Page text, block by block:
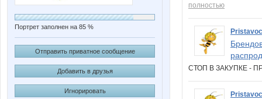
Портрет заполнен на 85 %
Отправить приватное сообщение
Добавить в друзья
Игнорировать
полностью
СТОП В ЗАКУПКЕ -